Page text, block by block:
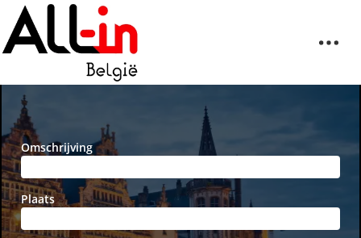
Omschrijving
Plaats